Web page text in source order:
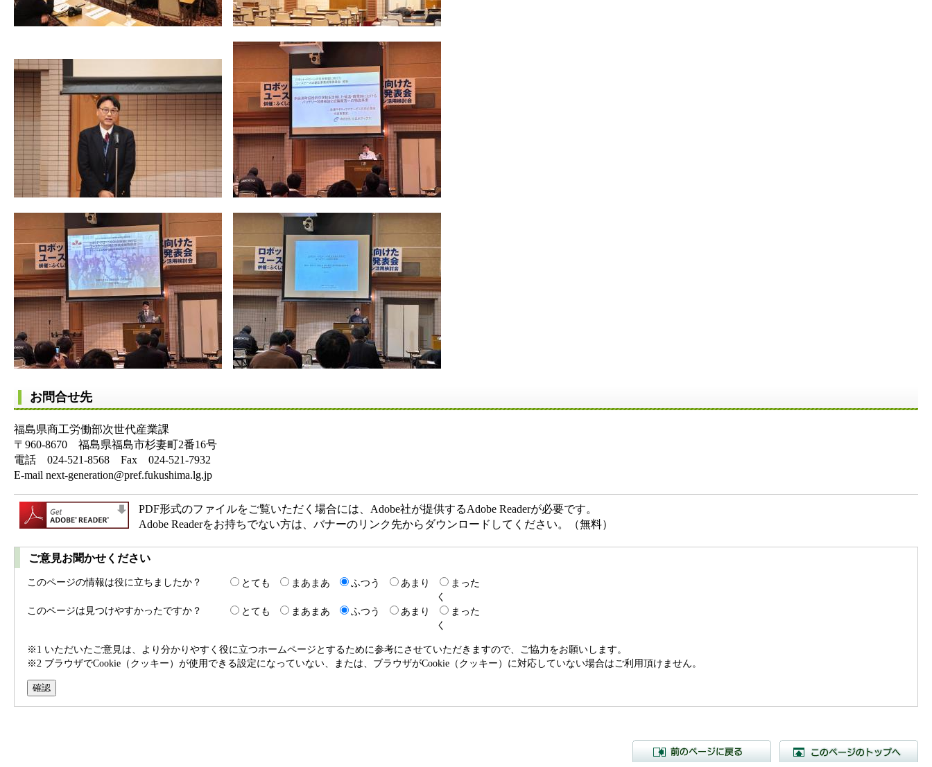
お問合せ先
福島県商工労働部次世代産業課
〒960-8670 福島県福島市杉妻町2番16号
電話 024-521-8568 Fax 024-521-7932
E-mail next-generation@pref.fukushima.lg.jp
PDF形式のファイルをご覧いただく場合には、Adobe社が提供するAdobe Readerが必要です。
Adobe Readerをお持ちでない方は、バナーのリンク先からダウンロードしてください。（無料）
ご意見お聞かせください
このページの情報は役に立ちましたか？ とても まあまあ ふつう あまり
まった
く
このページは見つけやすかったですか？
とても まあまあ ふつう あまり
まった
く
※1 いただいたご意見は、より分かりやすく役に立つホームページとするために参考にさせていただきますので、ご協力をお願いします。
※2 ブラウザでCookie（クッキー）が使用できる設定になっていない、または、ブラウザがCookie（クッキー）に対応していない場合はご利用頂けません。
前のページに戻る